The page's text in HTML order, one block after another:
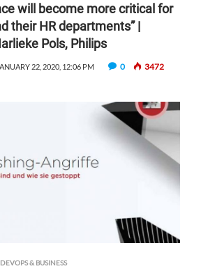
will become more critical for
their HR departments” |
Pols, Philips
22, 2020, 12:06 PM 0 3472
DEVOPS & BUSINESS